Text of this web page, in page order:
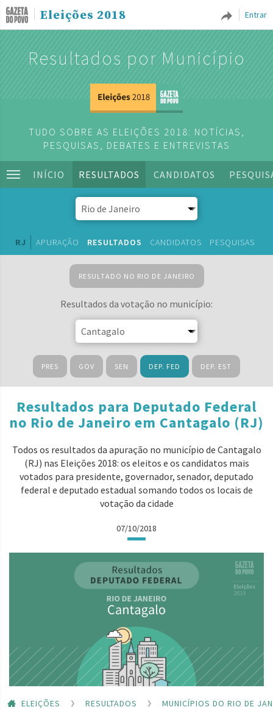
Entrar
Eleições 2018
Resultados por Município
TUDO SOBRE AS ELEIÇÕES 2018: NOTÍCIAS,
PESQUISAS, DEBATES E ENTREVISTAS
INÍCIO RESULTADOS CANDIDATOS
RJ APURAÇÃO RESULTADOS CANDIDATOS PESQUISAS
RESULTADO NO RIO DE JANEIRO
Resultados da votação no município:
PRES GOV SEN DEP. FED DEP. EST
Resultados para Deputado Federal
no Rio de Janeiro em Cantagalo (RJ)
Todos os resultados da apuração no município de Cantagalo
(RJ) nas Eleições 2018: os eleitos e os candidatos mais
votados para presidente, governador, senador, deputado
federal e deputado estadual somando todos os locais de
votação da cidade
07/10/2018
ELEIÇÕES RESULTADOS
MUNICÍPIOS DO RIO DE